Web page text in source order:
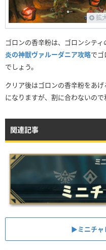
拡
ゴロンの香辛粉は、ゴロンシティ
炎の神獣ヴァルーダニア攻略でゴ
でしょう。
クリア後はゴロンの香辛粉をあ
になりますが、割に合わないので
関連記事
▶ミニチャ